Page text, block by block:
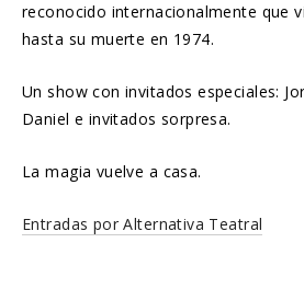
reconocido internacionalmente que
hasta su muerte en 1974.
Un show con invitados especiales:
Daniel e invitados sorpresa.
La magia vuelve a casa.
Entradas por Alternativa Teatral